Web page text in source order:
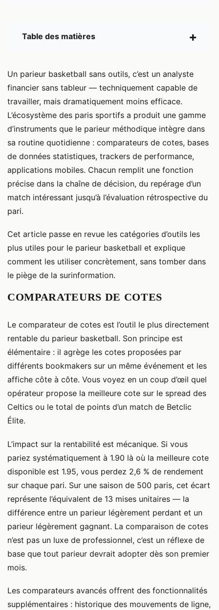
Table des matières
Un parieur basketball sans outils, c’est un analyste
financier sans tableur — techniquement capable de
travailler, mais dramatiquement moins efficace.
L’écosystème des paris sportifs a produit une gamme
d’instruments que le parieur méthodique intègre dans
sa routine quotidienne : comparateurs de cotes, bases
de données statistiques, trackers de performance,
applications mobiles. Chacun remplit une fonction
précise dans la chaîne de décision, du repérage d’un
match intéressant jusqu’à l’évaluation rétrospective du
pari.
Cet article passe en revue les catégories d’outils les
plus utiles pour le parieur basketball et explique
comment les utiliser concrètement, sans tomber dans
le piège de la surinformation.
COMPARATEURS DE COTES
Le comparateur de cotes est l’outil le plus directement
rentable du parieur basketball. Son principe est
élémentaire : il agrège les cotes proposées par
différents bookmakers sur un même événement et les
affiche côte à côte. Vous voyez en un coup d’œil quel
opérateur propose la meilleure cote sur le spread des
Celtics ou le total de points d’un match de Betclic
Élite.
L’impact sur la rentabilité est mécanique. Si vous
pariez systématiquement à 1.90 là où la meilleure cote
disponible est 1.95, vous perdez 2,6 % de rendement
sur chaque pari. Sur une saison de 500 paris, cet écart
représente l’équivalent de 13 mises unitaires — la
différence entre un parieur légèrement perdant et un
parieur légèrement gagnant. La comparaison de cotes
n’est pas un luxe de professionnel, c’est un réflexe de
base que tout parieur devrait adopter dès son premier
mois.
Les comparateurs avancés offrent des fonctionnalités
supplémentaires : historique des mouvements de ligne,